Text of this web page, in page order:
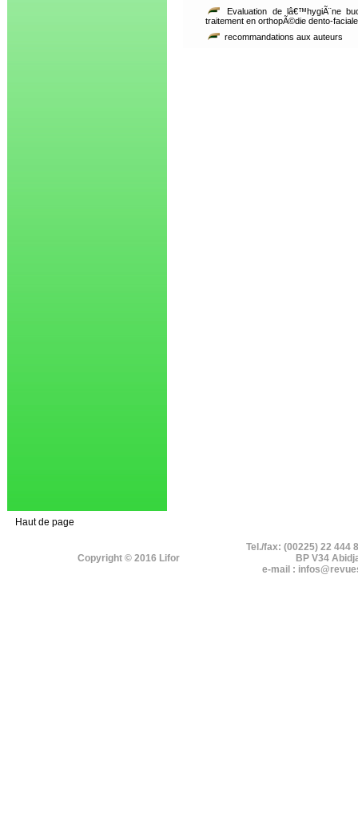
Evaluation de lâ€™hygiÃ¨ne
traitement en orthopÃ©die dento-faciale
recommandations aux auteurs
Haut de page
Copyright © 2016 Lifor
Tel./fax: (00225) 22 444
BP V34
e-mail :